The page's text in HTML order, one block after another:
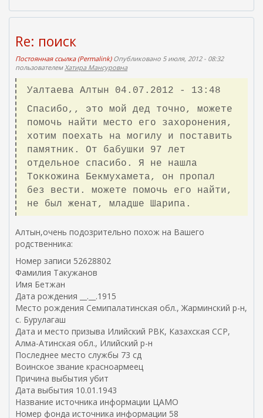
с
л
а
д
о
а
в
к
a
l
Re: поиск
Постоянная ссылка (Permalink)Опубликовано 5 июля, 2012 - 08:32
пользователемХатира Мансуровна
Уалтаева Алтын 04.07.2012 - 13:48
Спасибо,, это мой дед точно, можете
помочь найти место его захоронения,
хотим поехать на могилу и поставить
памятник. От бабушки 97 лет
отдельное спасибо. Я не нашла
Токкожина Бекмухамета, он пропал
без вести. можете помочь его найти,
не был женат, младше Шарипа.
Алтын,очень подозрительно похож на Вашего
родственника:
Номер записи 52628802
Фамилия Такужанов
Имя Бетжан
Дата рождения __.__.1915
Место рождения Семипалатинская обл., Жарминский р-н,
с. Бурулагаш
Дата и место призыва Илийский РВК, Казахская ССР,
Алма-Атинская обл., Илийский р-н
Последнее место службы 73 сд
Воинское звание красноармеец
Причина выбытия убит
Дата выбытия 10.01.1943
Название источника информации ЦАМО
Номер фонда источника информации 58